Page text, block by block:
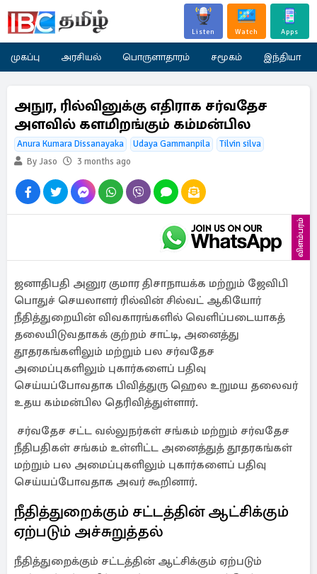
Listen Watch Apps
முகப்பு அரசியல் பொருளாதாரம் சமூகம் இந்தியா
அநுர, ரில்வினுக்கு எதிராக சர்வதேச
அளவில் களமிறங்கும் கம்மன்பில
Anura Kumara Dissanayaka Udaya Gammanpila
Tilvin silva
By Jaso
3 months ago
விளம்பரம்
ஜனாதிபதி அனுர குமார திசாநாயக்க மற்றும் ஜேவிபி
பொதுச் செயலாளர் ரில்வின் சில்வட் ஆகியோர்
நீதித்துறையின் விவகாரங்களில் வெளிப்படையாகத்
தலையிடுவதாகக் குற்றம் சாட்டி, அனைத்து
தூதரகங்களிலும் மற்றும் பல சர்வதேச
அமைப்புகளிலும் புகார்களைப் பதிவு
செய்யப்போவதாக பிவித்துரு ஹெல உறுமய தலைவர்
உதய கம்மன்பில தெரிவித்துள்ளார்.
சர்வதேச சட்ட வல்லுநர்கள் சங்கம் மற்றும் சர்வதேச
நீதிபதிகள் சங்கம் உள்ளிட்ட அனைத்துத் தூதரகங்கள்
மற்றும் பல அமைப்புகளிலும் புகார்களைப் பதிவு
செய்யப்போவதாக அவர் கூறினார்.
நீதித்துறைக்கும் சட்டத்தின் ஆட்சிக்கும்
ஏற்படும் அச்சுறுத்தல்
நீதித்துறைக்கும் சட்டத்தின் ஆட்சிக்கும் ஏற்படும்